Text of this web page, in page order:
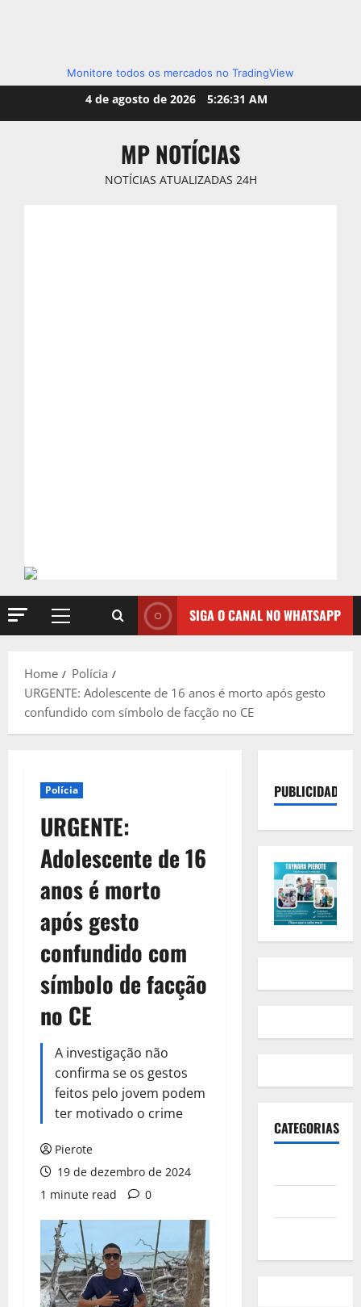
Monitore todos os mercados no TradingView
4 de agosto de 2026 5:26:33 AM
MP NOTÍCIAS
NOTÍCIAS ATUALIZADAS 24H
Primary
SIGA O CANAL NO WHATSAPP
Home
Polícia
URGENTE: Adolescente de 16 anos é morto após gesto
confundido com símbolo de facção no CE
Polícia
URGENTE:
Adolescente de 16
anos é morto
após gesto
confundido com
símbolo de facção
no CE
A investigação não
confirma se os gestos
feitos pelo jovem podem
ter motivado o crime
Pierote
19 de dezembro de 2024
1 minute read
0
PUBLICIDADE
CATEGORIAS